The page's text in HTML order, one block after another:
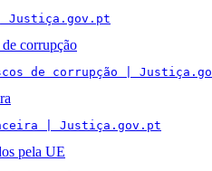
Justiça.gov.pt
corrupção
de corrupção |
| Justiça.gov.pt
pela UE